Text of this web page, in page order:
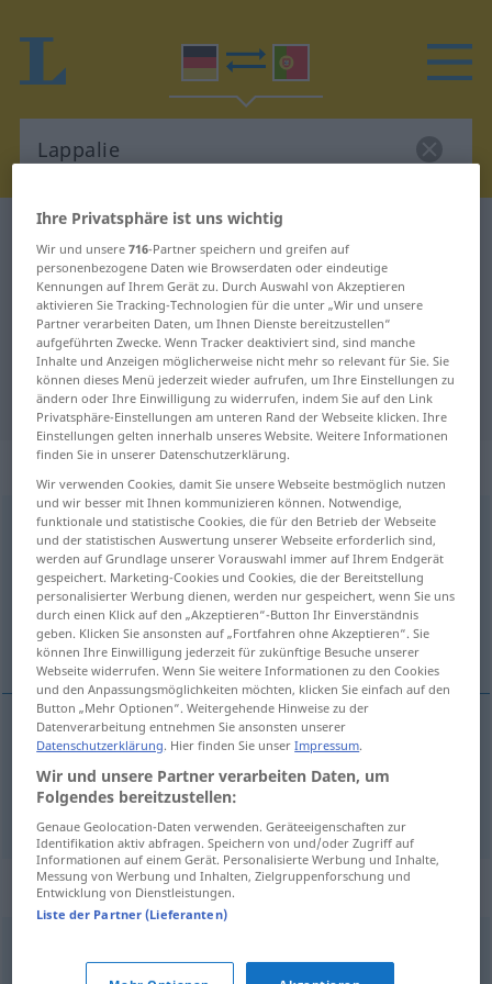
Deutsch-Portugiesisch Wörterbuch
Deutsch-Portugiesisch
Übersetzung für "Lappalie"
"Lappalie" Portugiesisch
Übersetzung
„Lappalie“: Femininum
Lappalie [laˈpaːliə]f
Übersicht aller Übersetzungen
(Für mehr Details die Übersetzung anklicken/antippen)
bagatela, insignificância
bagatelaf Lappalie
insignificânciaf Lappalie
Synonyme für "Lappalie"
Nebensache,Bagatelle,Pipifax (ugs.),Nichtigkeit
Ihre Privatsphäre ist uns wichtig
Wir und unsere716-Partner speichern und greifen auf
personenbezogene Daten wie Browserdaten oder eindeutige
Kennungen auf Ihrem Gerät zu. Durch Auswahl von Akzeptieren
aktivieren Sie Tracking-Technologien für die unter „Wir und unsere
Partner verarbeiten Daten, um Ihnen Dienste bereitzustellen“
aufgeführten Zwecke. Wenn Tracker deaktiviert sind, sind manche
Inhalte und Anzeigen möglicherweise nicht mehr so relevant für Sie. Sie
können dieses Menü jederzeit wieder aufrufen, um Ihre Einstellungen zu
ändern oder Ihre Einwilligung zu widerrufen, indem Sie auf den Link
Privatsphäre-Einstellungen am unteren Rand der Webseite klicken. Ihre
Einstellungen gelten innerhalb unseres Website. Weitere Informationen
finden Sie in unserer Datenschutzerklärung.
Wir verwenden Cookies, damit Sie unsere Webseite bestmöglich nutzen
und wir besser mit Ihnen kommunizieren können. Notwendige,
funktionale und statistische Cookies, die für den Betrieb der Webseite
und der statistischen Auswertung unserer Webseite erforderlich sind,
werden auf Grundlage unserer Vorauswahl immer auf Ihrem Endgerät
gespeichert. Marketing-Cookies und Cookies, die der Bereitstellung
personalisierter Werbung dienen, werden nur gespeichert, wenn Sie uns
durch einen Klick auf den „Akzeptieren“-Button Ihr Einverständnis
geben. Klicken Sie ansonsten auf „Fortfahren ohne Akzeptieren“. Sie
können Ihre Einwilligung jederzeit für zukünftige Besuche unserer
Webseite widerrufen. Wenn Sie weitere Informationen zu den Cookies
und den Anpassungsmöglichkeiten möchten, klicken Sie einfach auf den
Button „Mehr Optionen“. Weitergehende Hinweise zu der
Datenverarbeitung entnehmen Sie ansonsten unserer
Datenschutzerklärung. Hier finden Sie unserImpressum.
Wir und unsere Partner verarbeiten Daten, um
Folgendes bereitzustellen:
Genaue Geolocation-Daten verwenden. Geräteeigenschaften zur
Identifikation aktiv abfragen. Speichern von und/oder Zugriff auf
Informationen auf einem Gerät. Personalisierte Werbung und Inhalte,
Messung von Werbung und Inhalten, Zielgruppenforschung und
Entwicklung von Dienstleistungen.
Liste der Partner (Lieferanten)